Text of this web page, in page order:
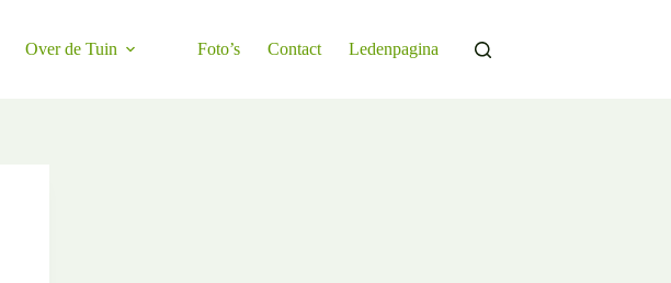
Over de Tuin Foto’s Contact Ledenpagina